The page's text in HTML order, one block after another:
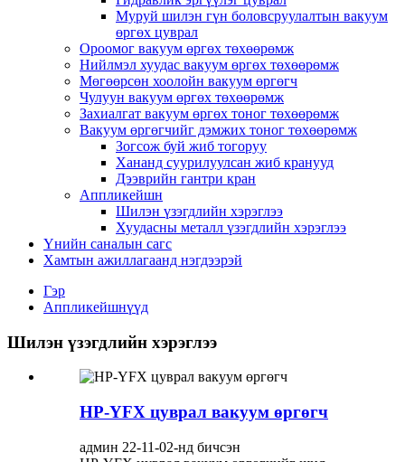
Муруй шилэн гүн боловсруулалтын вакуум
өргөх цуврал
Ороомог вакуум өргөх төхөөрөмж
Нийлмэл хуудас вакуум өргөх төхөөрөмж
Мөгөөрсөн хоолойн вакуум өргөгч
Чулуун вакуум өргөх төхөөрөмж
Захиалгат вакуум өргөх тоног төхөөрөмж
Вакуум өргөгчийг дэмжих тоног төхөөрөмж
Зогсож буй жиб тогоруу
Хананд суурилуулсан жиб кранууд
Дээврийн гантри кран
Аппликейшн
Шилэн үзэгдлийн хэрэглээ
Хуудасны металл үзэгдлийн хэрэглээ
Үнийн саналын сагс
Хамтын ажиллагаанд нэгдээрэй
Гэр
Аппликейшнүүд
Шилэн үзэгдлийн хэрэглээ
HP-YFX цуврал вакуум өргөгч
админ 22-11-02-нд бичсэн